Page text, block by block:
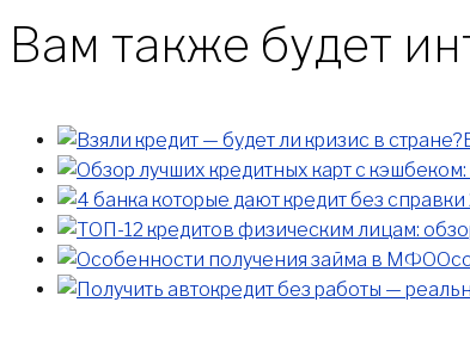
Вам также будет